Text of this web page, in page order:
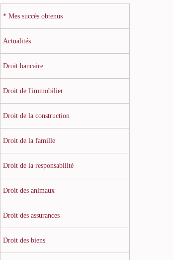
* Mes succès obtenus
Actualités
Droit bancaire
Droit de l'immobilier
Droit de la construction
Droit de la famille
Droit de la responsabilité
Droit des animaux
Droit des assurances
Droit des biens